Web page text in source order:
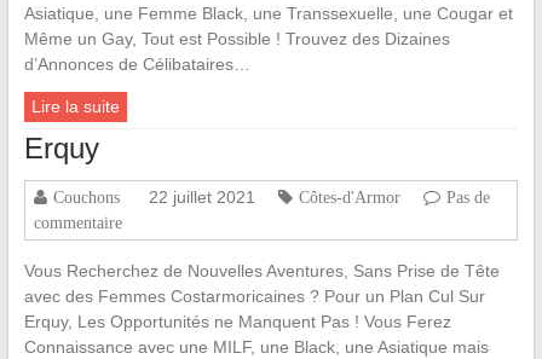
Asiatique, une Femme Black, une Transsexuelle, une Cougar et
Même un Gay, Tout est Possible ! Trouvez des Dizaines
d’Annonces de Célibataires…
Lire la suite
Erquy
Couchons 22 juillet 2021 Côtes-d'Armor
Pas de
commentaire
Vous Recherchez de Nouvelles Aventures, Sans Prise de Tête
avec des Femmes Costarmoricaines ? Pour un Plan Cul Sur
Erquy, Les Opportunités ne Manquent Pas ! Vous Ferez
Connaissance avec une MILF, une Black, une Asiatique mais